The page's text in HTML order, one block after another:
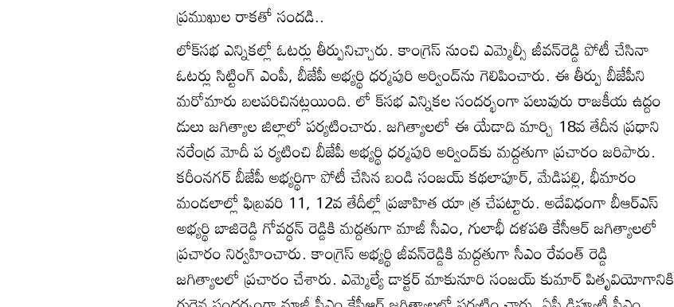
ప్రముఖుల రాకతో సందడి..
లోక్‌సభ ఎన్నికల్లో ఓటర్లు తీర్పునిచ్చారు. కాంగ్రెస్‌ నుంచి ఎమ్మెల్సీ జీవన్‌రెడ్డి పోటీ చేసినా
ఓటర్లు సిట్టింగ్‌ ఎంపీ, బీజేపీ అభ్యర్థి ధర్మపురి అర్వింద్‌ను గెలిపించారు. ఈ తీర్పు బీజేపీని
మరోమారు బలపరిచినట్లయింది. లో క్‌సభ ఎన్నికల సందర్భంగా పలువురు రాజకీయ ఉద్దం
డులు జగిత్యాల జిల్లాలో పర్యటించారు. జగిత్యాలలో ఈ యేడాది మార్చి 18వ తేదీన ప్రధాని
నరేంద్ర మోదీ ప ర్యటించి బీజేపీ అభ్యర్థి ధర్మపురి అర్వింద్‌కు మద్దతుగా ప్రచారం జరిపారు.
కరీంనగర్‌ బీజేపీ అభ్యర్థిగా పోటీ చేసిన బండి సంజయ్‌ కథలాపూర్‌, మేడిపల్లి, భీమారం
మండలాల్లో ఫిబ్రవరి 11, 12వ తేదీల్లో ప్రజాహిత యా త్ర చేపట్టారు. అదేవిధంగా బీఆర్‌ఎస్‌
అభ్యర్థి బాజిరెడ్డి గోవర్ధన్‌ రెడ్డికి మద్దతుగా మాజీ సీఎం, గులాభీ దళపతి కేసీఆర్‌ జగిత్యాలలో
ప్రచారం నిర్వహించారు. కాంగ్రెస్‌ అభ్యర్థి జీవన్‌రెడ్డికి మద్దతుగా సీఎం రేవంత్‌ రెడ్డి
జగిత్యాలలో ప్రచారం చేశారు. ఎమ్మెల్యే డాక్టర్‌ మాకునూరి సంజయ్‌ కుమార్‌ పితృవియోగానికి